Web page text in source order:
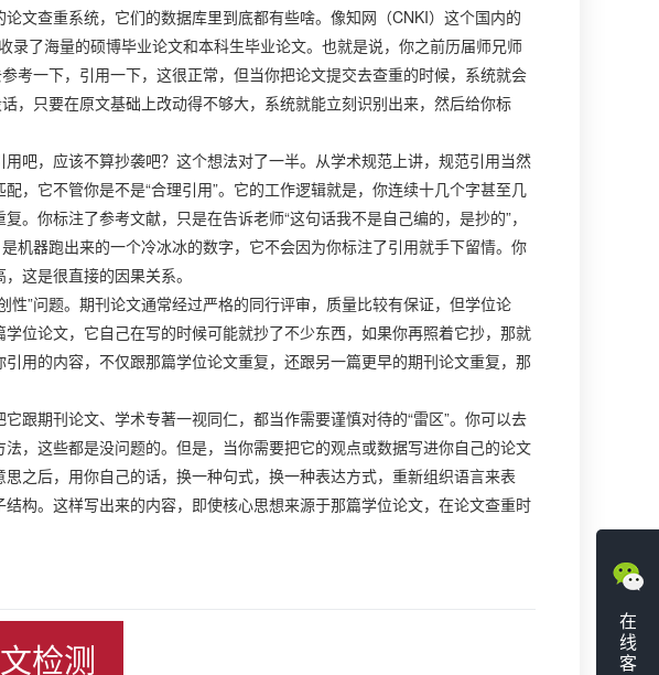
文查重系统，它们的数据库里到底都有些啥。像知网（CNKI）这个国内的
录了海量的硕博毕业论文和本科生毕业论文。也就是说，你之前历届师兄师
考一下，引用一下，这很正常，但当你把论文提交去查重的时候，系统就会
，只要在原文基础上改动得不够大，系统就能立刻识别出来，然后给你标
吧，应该不算抄袭吧？这个想法对了一半。从学术规范上讲，规范引用当然
，它不管你是不是“合理引用”。它的工作逻辑就是，你连续十几个字甚至几
你标注了参考文献，只是在告诉老师“这句话我不是自己编的，是抄的”，
机器跑出来的一个冷冰冰的数字，它不会因为你标注了引用就手下留情。你
这是很直接的因果关系。
”问题。期刊论文通常经过严格的同行评审，质量比较有保证，但学位论
位论文，它自己在写的时候可能就抄了不少东西，如果你再照着它抄，那就
用的内容，不仅跟那篇学位论文重复，还跟另一篇更早的期刊论文重复，那
跟期刊论文、学术专著一视同仁，都当作需要谨慎对待的“雷区”。你可以去
，这些都是没问题的。但是，当你需要把它的观点或数据写进你自己的论文
之后，用你自己的话，换一种句式，换一种表达方式，重新组织语言来表
构。这样写出来的内容，即使核心思想来源于那篇学位论文，在论文查重时
检测
在
线
客